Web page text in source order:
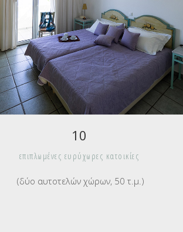
10
επιπλωμένες ευρύχωρες κατοικίες
(δύο αυτοτελών χώρων, 50 τ.μ.)